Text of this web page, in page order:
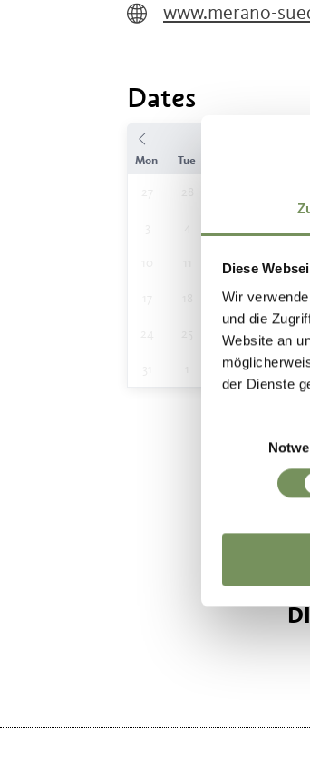
Diese
Wir
und die
Website an
der Dienste
www.merano-
Dates
Mon Tue
12 13
19 20
26 27
2 3 4